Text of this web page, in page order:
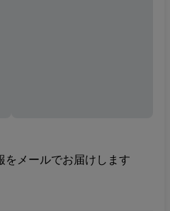
をメールでお届けします